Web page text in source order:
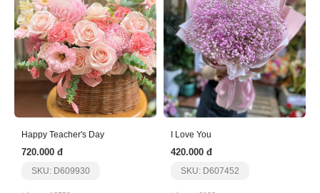
Happy Teacher's Day
720.000 đ
SKU: D609930
I Love You
420.000 đ
SKU: D607452